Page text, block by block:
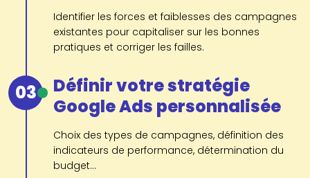
Identifier les forces et faiblesses des campagnes
existantes pour capitaliser sur les bonnes
pratiques et corriger les failles.
03
Définir votre stratégie
Google Ads personnalisée
Choix des types de campagnes, définition des
indicateurs de performance, détermination du
budget...